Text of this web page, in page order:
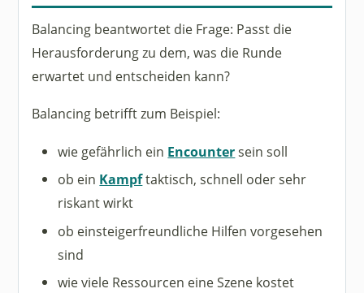
Balancing beantwortet die Frage: Passt die
Herausforderung zu dem, was die Runde
erwartet und entscheiden kann?
Balancing betrifft zum Beispiel:
wie gefährlich ein Encountersein soll
ob ein Kampftaktisch, schnell oder sehr
riskant wirkt
ob einsteigerfreundliche Hilfen vorgesehen
sind
wie viele Ressourcen eine Szene kostet